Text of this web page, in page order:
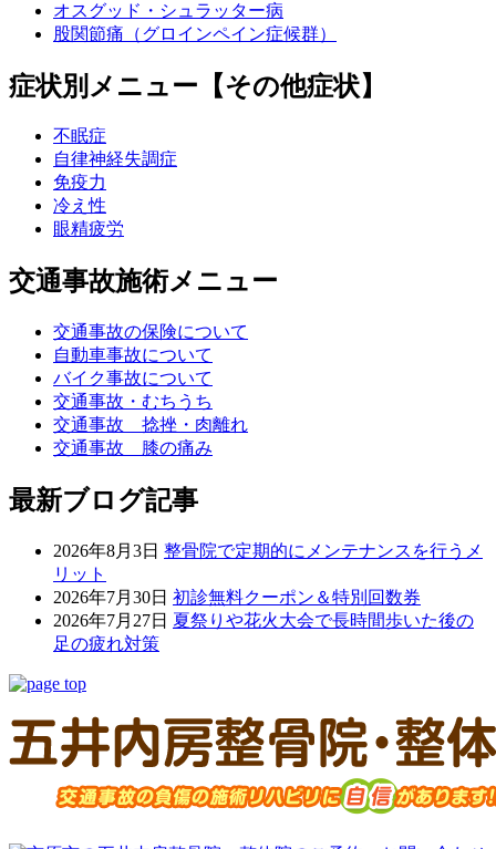
オスグッド・シュラッター病
股関節痛（グロインペイン症候群）
症状別メニュー【その他症状】
不眠症
自律神経失調症
免疫力
冷え性
眼精疲労
交通事故施術メニュー
交通事故の保険について
自動車事故について
バイク事故について
交通事故・むちうち
交通事故 捻挫・肉離れ
交通事故 膝の痛み
最新ブログ記事
2026年8月3日 整骨院で定期的にメンテナンスを行うメ
リット
2026年7月30日 初診無料クーポン＆特別回数券
2026年7月27日 夏祭りや花火大会で長時間歩いた後の
足の疲れ対策